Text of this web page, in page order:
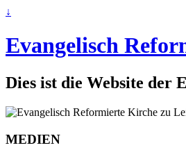
↓
Evangelisch
Dies ist die Website der
MEDIEN